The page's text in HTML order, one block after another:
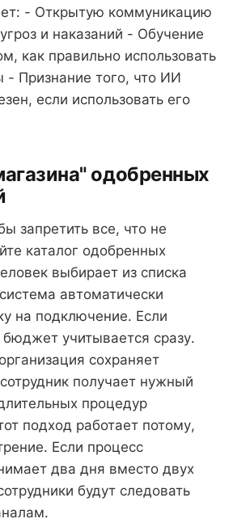
- Открытую коммуникацию
и наказаний - Обучение
как правильно использовать
Признание того, что ИИ
если использовать его
одобренных
запретить все, что не
каталог одобренных
выбирает из списка
автоматически
на подключение. Если
учитывается сразу.
сохраняет
получает нужный
процедур
подход работает потому,
Если процесс
два дня вместо двух
будут следовать